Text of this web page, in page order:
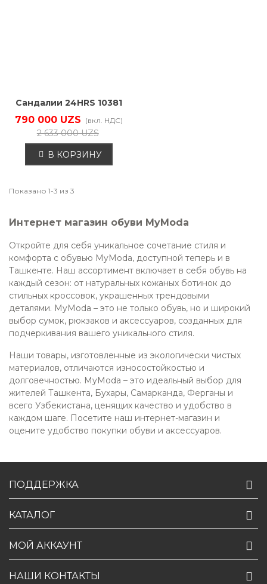
Сандалии 24HRS 10381
790 000 UZS (вкл. НДС)
2 633 000 UZS
В КОРЗИНУ
Показано 1-3 из 3
Интернет магазин обуви MyModa
Откройте для себя уникальное сочетание стиля и
комфорта с обувью MyModa, доступной теперь и в
Ташкенте. Наш ассортимент включает в себя обувь на
каждый сезон: от натуральных кожаных ботинок до
стильных кроссовок, украшенных трендовыми
деталями. MyModa – это не только обувь, но и широкий
выбор сумок, рюкзаков и аксессуаров, созданных для
подчеркивания вашего уникального стиля.
Наши товары, изготовленные из экологически чистых
материалов, отличаются износостойкостью и
долговечностью. MyModa – это идеальный выбор для
жителей Ташкента, Бухары, Самарканда, Ферганы и
всего Узбекистана, ценящих качество и удобство в
каждом шаге. Посетите наш интернет-магазин и
оцените удобство покупки обуви и аксессуаров.
ПОДДЕРЖКА
КАТАЛОГ
МОЙ АККАУНТ
НАШИ КОНТАКТЫ